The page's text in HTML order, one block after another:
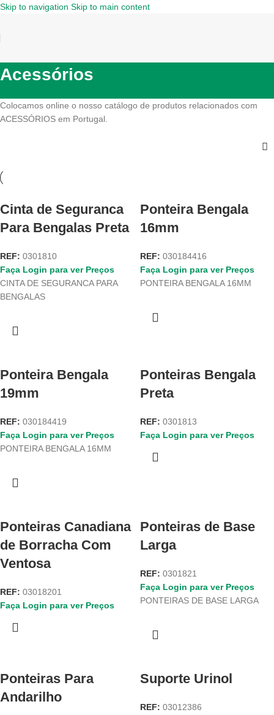
Skip to navigation Skip to main content
Acessórios
Colocamos online o nosso catálogo de produtos relacionados com
ACESSÓRIOS em Portugal.
Cinta de Seguranca
Para Bengalas Preta
REF: 0301810
Faça Login para ver Preços
CINTA DE SEGURANCA PARA
BENGALAS
Ponteira Bengala
16mm
REF: 030184416
Faça Login para ver Preços
PONTEIRA BENGALA 16MM
Ponteira Bengala
19mm
REF: 030184419
Faça Login para ver Preços
PONTEIRA BENGALA 16MM
Ponteiras Bengala
Preta
REF: 0301813
Faça Login para ver Preços
Ponteiras Canadiana
de Borracha Com
Ventosa
REF: 03018201
Faça Login para ver Preços
Ponteiras de Base
Larga
REF: 0301821
Faça Login para ver Preços
PONTEIRAS DE BASE LARGA
Ponteiras Para
Andarilho
Suporte Urinol
REF: 03012386